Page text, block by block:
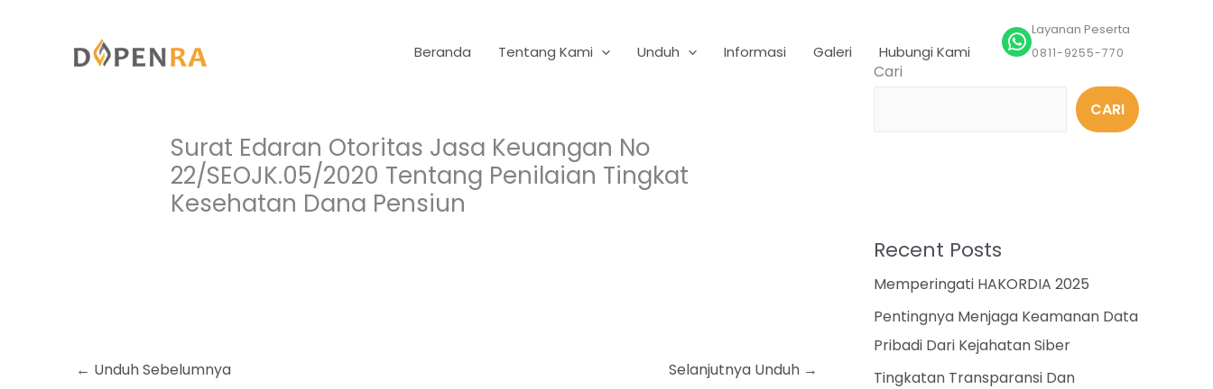
Beranda Tentang Kami Unduh Informasi Galeri Hubungi Kami
Layanan Peserta
0811-9255-770
Surat Edaran Otoritas Jasa Keuangan No
22/SEOJK.05/2020 Tentang Penilaian Tingkat
Kesehatan Dana Pensiun
← Unduh Sebelumnya Selanjutnya Unduh →
Cari
CARI
Recent Posts
Memperingati HAKORDIA 2025
Pentingnya Menjaga Keamanan Data
Pribadi Dari Kejahatan Siber
Tingkatan Transparansi Dan